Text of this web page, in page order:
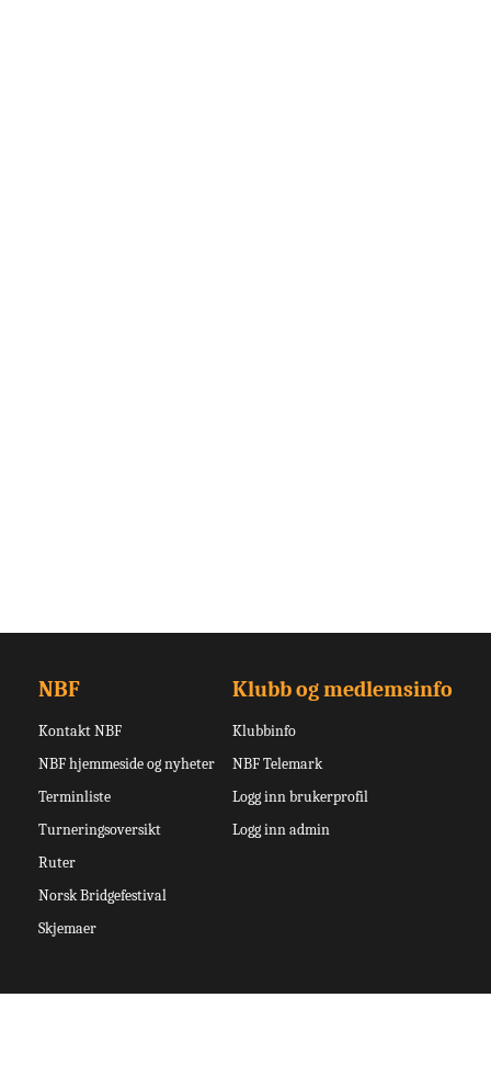
NBF
Kontakt NBF
NBF hjemmeside og nyheter
Terminliste
Turneringsoversikt
Ruter
Norsk Bridgefestival
Skjemaer
Klubb og medlemsinfo
Klubbinfo
NBF Telemark
Logg inn brukerprofil
Logg inn admin